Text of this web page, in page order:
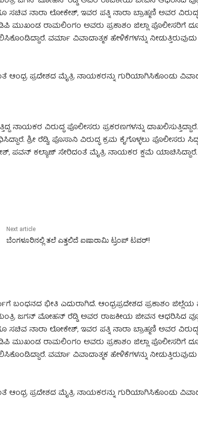
ಸಚಿವ ನಾರಾ ಲೋಕೇಶ್, ಇವರ ಪತ್ನಿ ನಾರಾ ಬ್ರಾಹ್ಮಣಿ ಅವರ
ಮುಖಂಡ ರಾಮಲಿಂಗಂ ಅವರು ಪ್ರಕಾಶಂ ಜಿಲ್ಲಾ ಪೊಲೀಸರಿಗೆ
ವರ್ಮಾ ವಿವಾದಾತ್ಮಕ ಹೇಳಿಕೆಗಳನ್ನು
ಪ್ರದೇಶದ ಮೈತ್ರಿ ನಾಯಕರನ್ನು ಗುರಿಯಾಗಿಸಿಕೊಂಡು
ನಾಯಕರ ವಿರುದ್ಧ ಪೊಲೀಸರು ಪ್ರಕರಣಗಳನ್ನು
ಶ್ರೀ ರೆಡ್ಡಿ, ಪೊಸಾನಿ ವಿರುದ್ಧ ಕ್ರಮ ಕೈಗೊಳ್ಳಲು ಪೊಲೀಸರು
ಪವನ್ ಕಲ್ಯಾಣ್ ಸೇರಿದಂತೆ ಮೈತ್ರಿ ನಾಯಕರ ಕ್ಷಮೆ ಯಾಚಿಸಿದ್ದಾರೆ.
Next article
ಬೆಂಗಳೂರಿನಲ್ಲಿ ತಲೆ ಎತ್ತಲಿದೆ ಐಷಾರಾಮಿ ಟ್ರಂಪ್ ಟವರ್!
ಭೀತಿ ಎದುರಾಗಿದೆ. ಆಂಧ್ರಪ್ರದೇಶದ ಪ್ರಕಾಶಂ ಜಿಲ್ಲೆಯ
ಜಗನ್ ಮೋಹನ್ ರೆಡ್ಡಿ ಅವರ ರಾಜಕೀಯ ಜೀವನ ಆಧರಿಸಿದ
ಸಚಿವ ನಾರಾ ಲೋಕೇಶ್, ಇವರ ಪತ್ನಿ ನಾರಾ ಬ್ರಾಹ್ಮಣಿ ಅವರ
ಮುಖಂಡ ರಾಮಲಿಂಗಂ ಅವರು ಪ್ರಕಾಶಂ ಜಿಲ್ಲಾ ಪೊಲೀಸರಿಗೆ
ವರ್ಮಾ ವಿವಾದಾತ್ಮಕ ಹೇಳಿಕೆಗಳನ್ನು
ಪ್ರದೇಶದ ಮೈತ್ರಿ ನಾಯಕರನ್ನು ಗುರಿಯಾಗಿಸಿಕೊಂಡು